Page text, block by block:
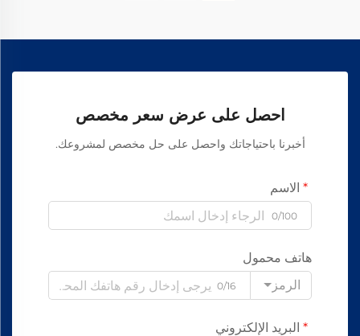
احصل على عرض سعر مخصص
أخبرنا باحتياجاتك واحصل على حل مخصص لمشروعك.
الاسم
0/100
هاتف محمول
الرمز
0/16
البريد الإلكتروني